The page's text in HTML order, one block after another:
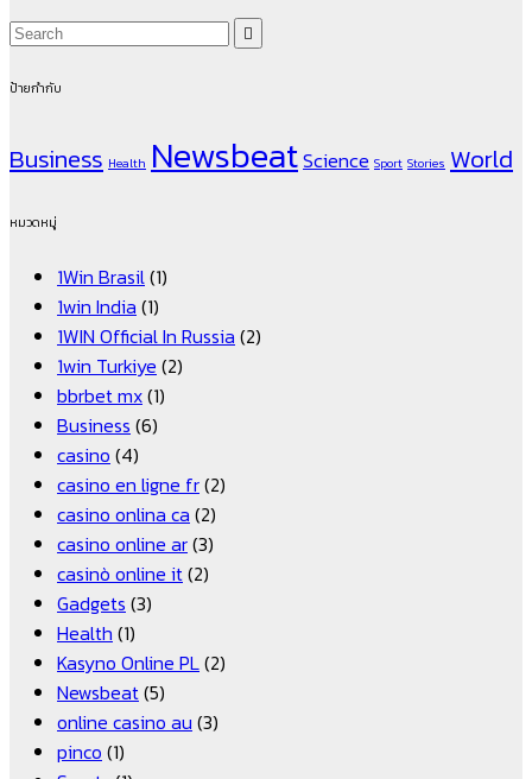
ป้ายกำกับ
Business Health NewsbeatScience Sport Stories World
หมวดหมู่
1Win Brasil(1)
1win India (1)
1WIN Official In Russia (2)
1win Turkiye (2)
bbrbet mx(1)
Business (6)
casino (4)
casino en ligne fr(2)
casino onlina ca (2)
casino online ar(3)
casinò online it(2)
Gadgets (3)
Health (1)
Kasyno Online PL(2)
Newsbeat(5)
online casino au (3)
pinco (1)